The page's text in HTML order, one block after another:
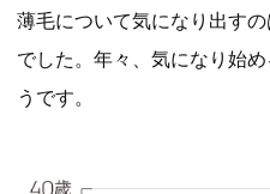
薄毛について気になり出す
でした。年々、気になり始
うです。